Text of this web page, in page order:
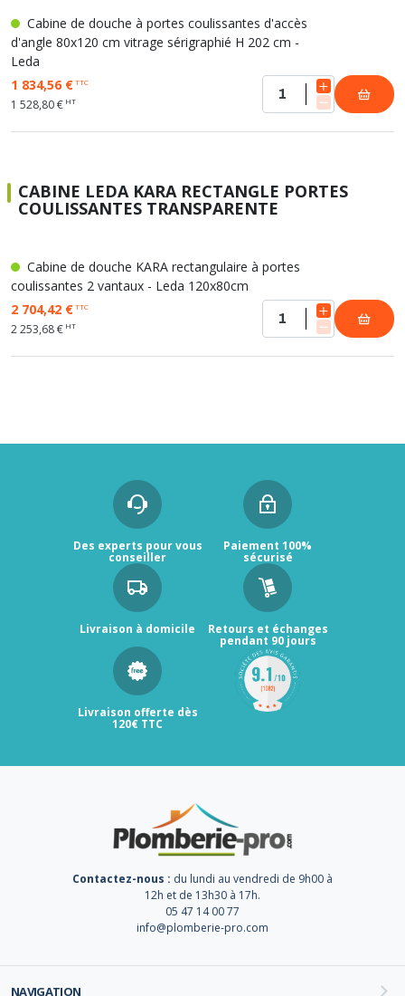
Cabine de douche à portes coulissantes d'accès
d'angle 80x120 cm vitrage sérigraphié H 202 cm -
Leda
1 834,56 €TTC
1 528,80 € HT
CABINE LEDA KARA RECTANGLE PORTES
COULISSANTES TRANSPARENTE
Cabine de douche KARA rectangulaire à portes
coulissantes 2 vantaux - Leda 120x80cm
2 704,42 €TTC
2 253,68 € HT
Des experts pour vous
conseiller
Paiement 100%
sécurisé
Livraison à domicile Retours et échanges
pendant 90 jours
Livraison offerte dès
120€ TTC
Contactez-nous : du lundi au vendredi de 9h00 à
12h et de 13h30 à 17h.
05 47 14 00 77
info@plomberie-pro.com
NAVIGATION